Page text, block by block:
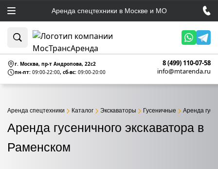
Аренда спецтехники в Москве и МО
г. Москва, пр-т Андропова, 22c2
пн-пт: 09:00-22:00, сб-вс: 09:00-20:00
8 (499) 110-07-58
info@mtarenda.ru
Аренда гусеничного экскаватора в
Раменском
Аренда спецтехники Каталог Экскаваторы Гусеничные Аренда